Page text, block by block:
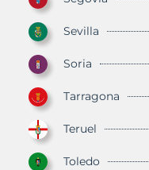
Sevilla
Soria
Tarragona
Teruel
Toledo